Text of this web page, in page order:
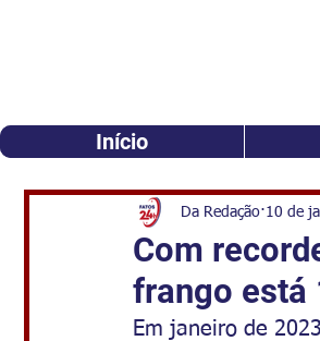
Início
Com
frango está
Da Redação 10 de
Em janeiro de